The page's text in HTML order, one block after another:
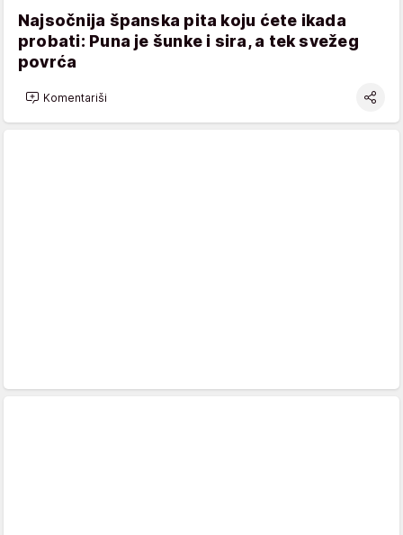
Najsočnija španska pita koju ćete ikada
probati: Puna je šunke i sira, a tek svežeg
povrća
Komentariši